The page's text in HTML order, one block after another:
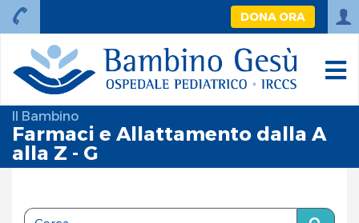
DONA ORA
Il Bambino
Farmaci e Allattamento dalla A
alla Z - G